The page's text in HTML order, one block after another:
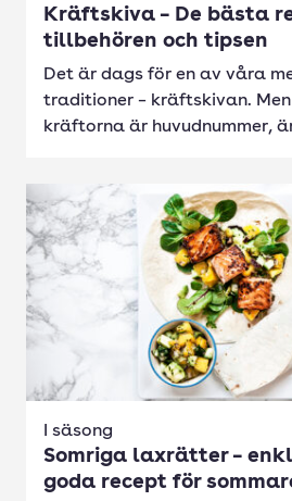
Kräftskiva – De bästa
tillbehören och tipsen
Det är dags för en av våra
traditioner – kräftskivan. Men
kräftorna är huvudnummer,
I säsong
Somriga laxrätter –
goda recept för